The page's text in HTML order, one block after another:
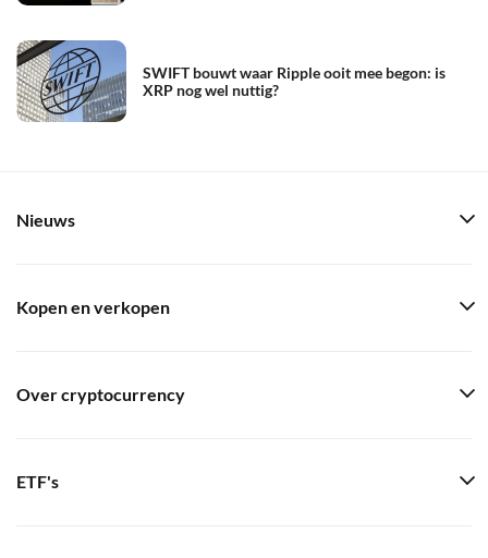
SWIFT bouwt waar Ripple ooit mee begon: is
XRP nog wel nuttig?
Nieuws
Kopen en verkopen
Over cryptocurrency
ETF's